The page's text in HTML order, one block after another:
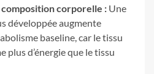
composition corporelle : Une
développée augmente
baseline, car le tissu
plus d’énergie que le tissu